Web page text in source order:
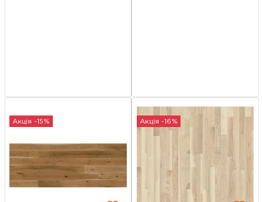
Акція -15% Акція -16%